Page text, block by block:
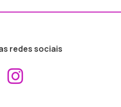
redes sociais
Aceder ao